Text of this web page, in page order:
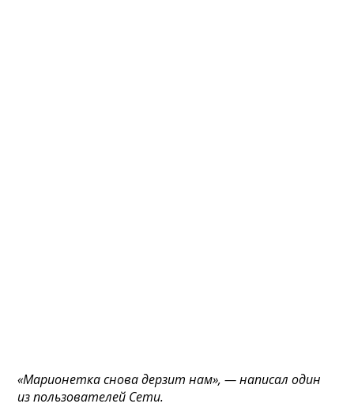
«Марионетка снова дерзит нам», — написал один
из пользователей Сети.